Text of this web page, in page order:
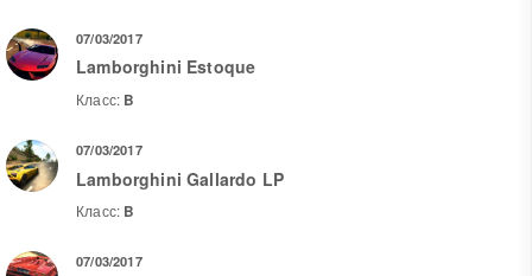
07/03/2017
Lamborghini Estoque
Класс: B
07/03/2017
Lamborghini Gallardo LP
Класс: B
07/03/2017